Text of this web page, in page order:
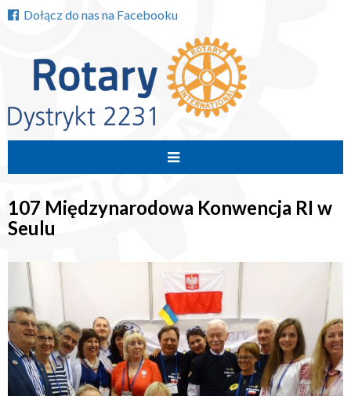
Dołącz do nas na Facebooku
treści
107 Międzynarodowa Konwencja RI w
Seulu